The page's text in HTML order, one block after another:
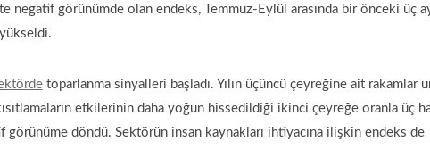
görünümde olan endeks, Temmuz-Eylül arasında bir önceki üç
toparlanma sinyalleri başladı. Yılın üçüncü çeyreğine ait rakamlar
etkilerinin daha yoğun hissedildiği ikinci çeyreğe oranla üç
döndü. Sektörün insan kaynakları ihtiyacına ilişkin endeks de